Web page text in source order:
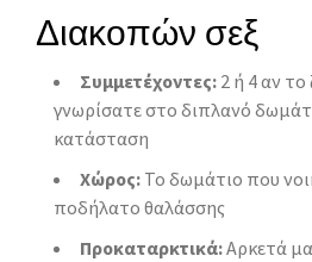
Διακοπών σεξ
Συμμετέχοντες: 2 ή 4 αν το
γνωρίσατε στο διπλανό
κατάσταση
Χώρος: Το δωμάτιο που
ποδήλατο θαλάσσης
Προκαταρκτικά:Αρκετά